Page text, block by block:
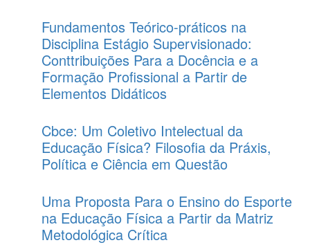
Fundamentos Teórico-práticos na
Disciplina Estágio Supervisionado:
Conttribuições Para a Docência e a
Formação Profissional a Partir de
Elementos Didáticos
Cbce: Um Coletivo Intelectual da
Educação Física? Filosofia da Práxis,
Política e Ciência em Questão
Uma Proposta Para o Ensino do Esporte
na Educação Física a Partir da Matriz
Metodológica Crítica